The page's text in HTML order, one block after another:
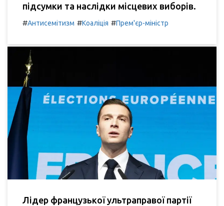
підсумки та наслідки місцевих виборів.
#Антисемітизм #Коаліція #Прем'єр-міністр
Лідер французької ультраправої партії